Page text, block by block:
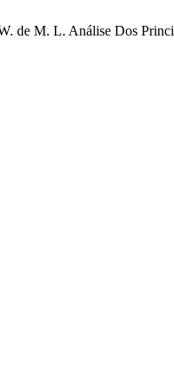
de M. L. Análise Dos